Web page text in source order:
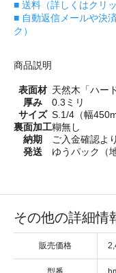
■ 送料（詳しくはクリッ
■ 自動返信メールや決
ク）
商品説明
表面材 天然木「ハー
厚み
0.3ミリ
サイズ S.1/4（幅
裏面加工糊無し
納期
ご入金確認よ
発送
ゆうパック（
その他の詳細情
販売価格